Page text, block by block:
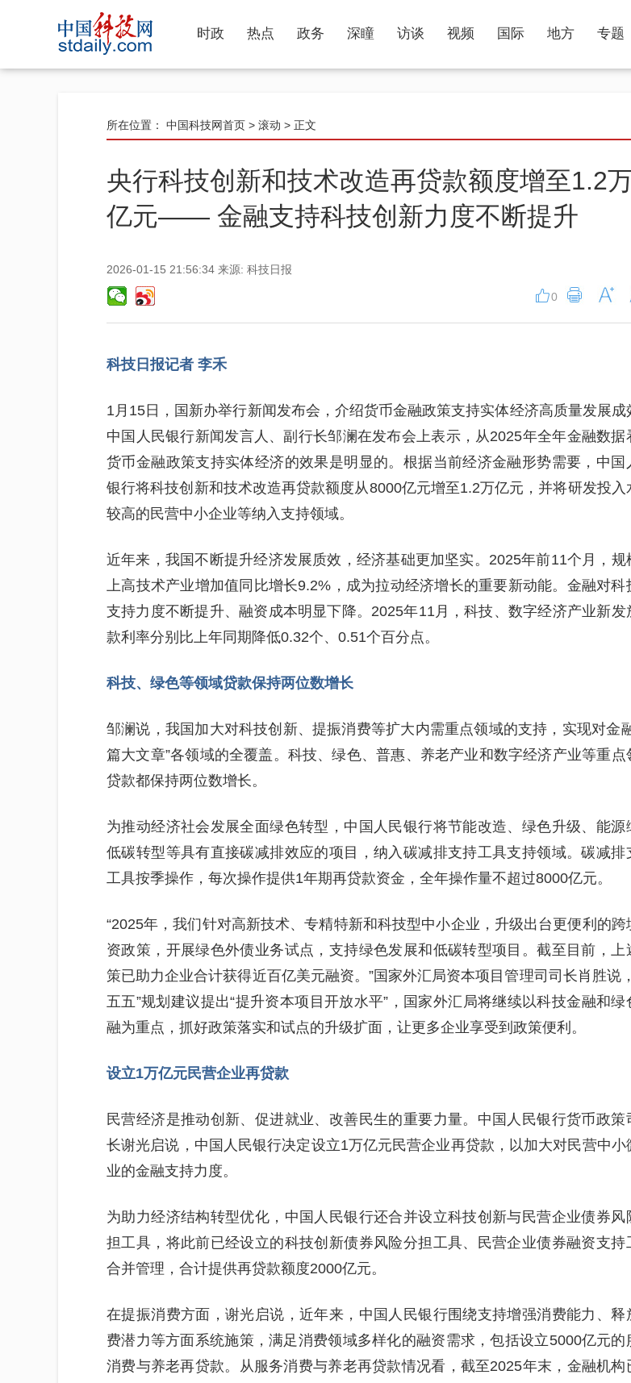
时政 热点 政务 深瞳 访谈 视频 国际 地方 专题
所在位置： 中国科技网首页 > 滚动 > 正文
央行科技创新和技术改造再贷款额度增至1.2
亿元—— 金融支持科技创新力度不断提升
2026-01-15 21:56:34 来源: 科技日报
0
科技日报记者 李禾
1月15日，国新办举行新闻发布会，介绍货币金融政策支持实体经济高质量发展成
中国人民银行新闻发言人、副行长邹澜在发布会上表示，从2025年全年金融数据
货币金融政策支持实体经济的效果是明显的。根据当前经济金融形势需要，中国
银行将科技创新和技术改造再贷款额度从8000亿元增至1.2万亿元，并将研发投入
较高的民营中小企业等纳入支持领域。
近年来，我国不断提升经济发展质效，经济基础更加坚实。2025年前11个月，规
上高技术产业增加值同比增长9.2%，成为拉动经济增长的重要新动能。金融对科
支持力度不断提升、融资成本明显下降。2025年11月，科技、数字经济产业新发
款利率分别比上年同期降低0.32个、0.51个百分点。
科技、绿色等领域贷款保持两位数增长
邹澜说，我国加大对科技创新、提振消费等扩大内需重点领域的支持，实现对金
篇大文章”各领域的全覆盖。科技、绿色、普惠、养老产业和数字经济产业等重点
贷款都保持两位数增长。
为推动经济社会发展全面绿色转型，中国人民银行将节能改造、绿色升级、能源
低碳转型等具有直接碳减排效应的项目，纳入碳减排支持工具支持领域。碳减排
工具按季操作，每次操作提供1年期再贷款资金，全年操作量不超过8000亿元。
“2025年，我们针对高新技术、专精特新和科技型中小企业，升级出台更便利的跨
资政策，开展绿色外债业务试点，支持绿色发展和低碳转型项目。截至目前，上
策已助力企业合计获得近百亿美元融资。”国家外汇局资本项目管理司司长肖胜说
五五”规划建议提出“提升资本项目开放水平”，国家外汇局将继续以科技金融和绿
融为重点，抓好政策落实和试点的升级扩面，让更多企业享受到政策便利。
设立1万亿元民营企业再贷款
民营经济是推动创新、促进就业、改善民生的重要力量。中国人民银行货币政策
长谢光启说，中国人民银行决定设立1万亿元民营企业再贷款，以加大对民营中小
业的金融支持力度。
为助力经济结构转型优化，中国人民银行还合并设立科技创新与民营企业债券风
担工具，将此前已经设立的科技创新债券风险分担工具、民营企业债券融资支持
合并管理，合计提供再贷款额度2000亿元。
在提振消费方面，谢光启说，近年来，中国人民银行围绕支持增强消费能力、释
费潜力等方面系统施策，满足消费领域多样化的融资需求，包括设立5000亿元的
消费与养老再贷款。从服务消费与养老再贷款情况看，截至2025年末，金融机构